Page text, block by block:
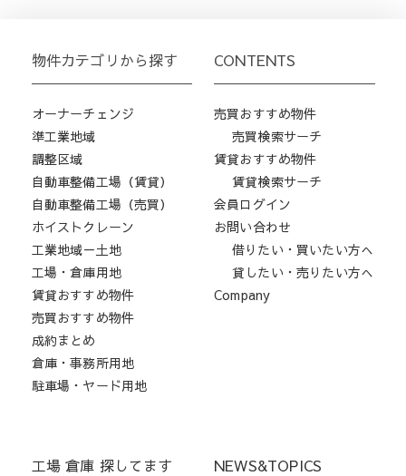
物件カテゴリから探す
オーナーチェンジ
準工業地域
調整区域
自動車整備工場（賃貸）
自動車整備工場（売買）
ホイストクレーン
工業地域－土地
工場・倉庫用地
賃貸おすすめ物件
売買おすすめ物件
成約まとめ
倉庫・事務所用地
駐車場・ヤード用地
CONTENTS
売買おすすめ物件
売買検索サーチ
賃貸おすすめ物件
賃貸検索サーチ
会員ログイン
お問い合わせ
借りたい・買いたい方へ
貸したい・売りたい方へ
Company
工場 倉庫 探してます NEWS&TOPICS